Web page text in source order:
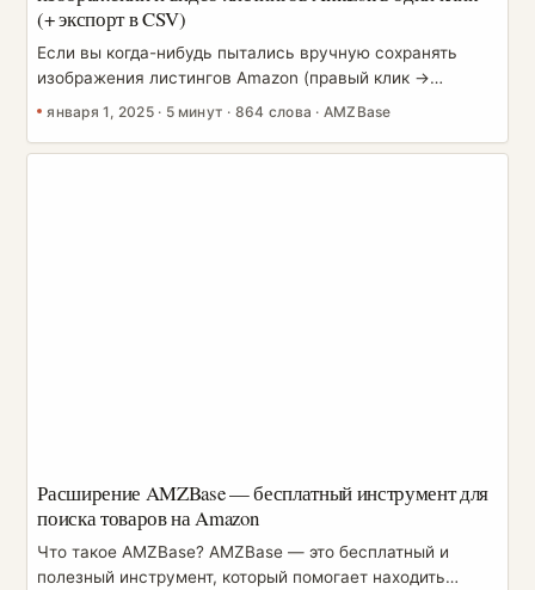
(+ экспорт в CSV)
Если вы когда-нибудь пытались вручную сохранять
изображения листингов Amazon (правый клик →
сохранить… снова и снова), вам знакома эта боль:
попытка передать дизайнеру или коллеге «именно те
января 1, 2025· 5 минут · 864 слова · AMZBase
Расширение AMZBase — бесплатный инструмент для
поиска товаров на Amazon
Что такое AMZBase? AMZBase — это бесплатный и
полезный инструмент, который помогает находить